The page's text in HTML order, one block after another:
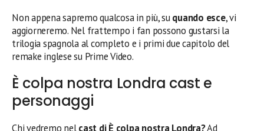
Non appena sapremo qualcosa in più, suquando esce, vi
aggiorneremo. Nel frattempo i fan possono gustarsi la
trilogia spagnola al completo e i primi due capitolo del
remake inglese su Prime Video.
È colpa nostra Londra cast e
personaggi
Chi vedremo nelcast di È colpa nostra Londra?Ad